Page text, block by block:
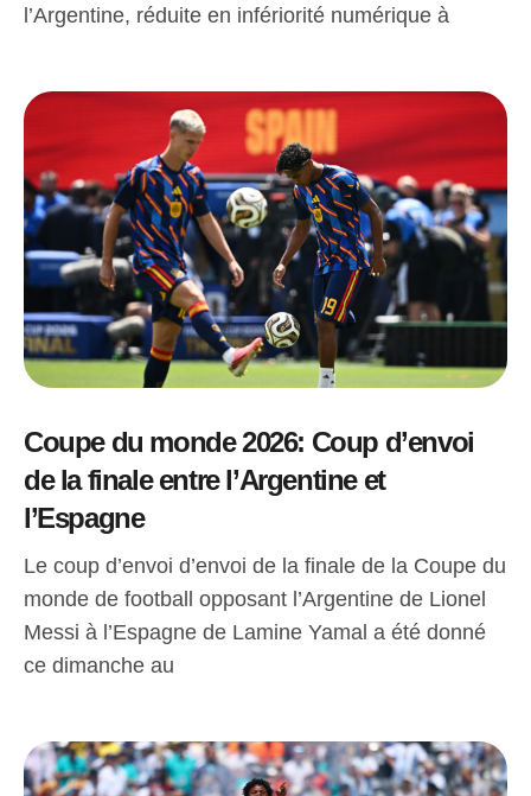
l’Argentine, réduite en infériorité numérique à
Coupe du monde 2026: Coup d’envoi
de la finale entre l’Argentine et
l’Espagne
Le coup d’envoi d’envoi de la finale de la Coupe du
monde de football opposant l’Argentine de Lionel
Messi à l’Espagne de Lamine Yamal a été donné
ce dimanche au